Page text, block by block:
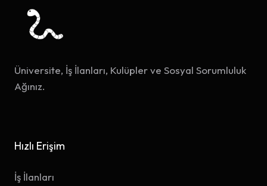
Üniversite, İş İlanları, Kulüpler ve Sosyal Sorumluluk
Ağınız.
Hızlı Erişim
İş İlanları